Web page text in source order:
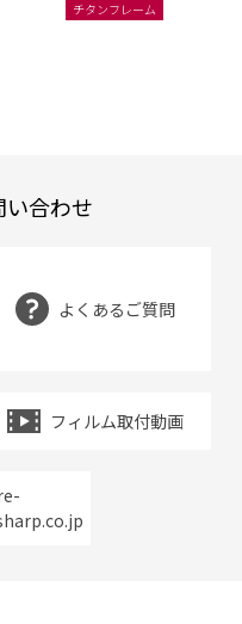
チタンフレーム
合わせ
よくあるご質問
フィルム取付動画